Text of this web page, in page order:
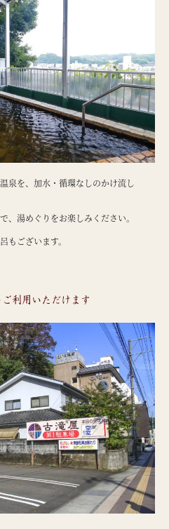
泉を、加水・循環なしのかけ流し
、湯めぐりをお楽しみください。
もございます。
利用いただけます